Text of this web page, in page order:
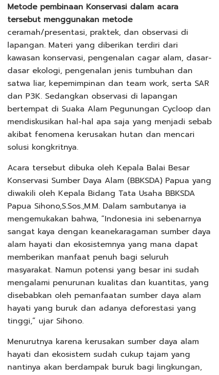
Metode pembinaan Konservasi dalam acara
tersebut menggunakan metode
ceramah/presentasi, praktek, dan observasi di
lapangan. Materi yang diberikan terdiri dari
kawasan konservasi, pengenalan cagar alam, dasar-
dasar ekologi, pengenalan jenis tumbuhan dan
satwa liar, kepemimpinan dan team work, serta SAR
dan P3K. Sedangkan observasi di lapangan
bertempat di Suaka Alam Pegunungan Cycloop dan
mendiskusikan hal-hal apa saja yang menjadi sebab
akibat fenomena kerusakan hutan dan mencari
solusi kongkritnya.
Acara tersebut dibuka oleh Kepala Balai Besar
Konservasi Sumber Daya Alam (BBKSDA) Papua yang
diwakili oleh Kepala Bidang Tata Usaha BBKSDA
Papua Sihono,S.Sos.,M.M. Dalam sambutanya ia
mengemukakan bahwa, “Indonesia ini sebenarnya
sangat kaya dengan keanekaragaman sumber daya
alam hayati dan ekosistemnya yang mana dapat
memberikan manfaat penuh bagi seluruh
masyarakat. Namun potensi yang besar ini sudah
mengalami penurunan kualitas dan kuantitas, yang
disebabkan oleh pemanfaatan sumber daya alam
hayati yang buruk dan adanya deforestasi yang
tinggi,” ujar Sihono.
Menurutnya karena kerusakan sumber daya alam
hayati dan ekosistem sudah cukup tajam yang
nantinya akan berdampak buruk bagi lingkungan,